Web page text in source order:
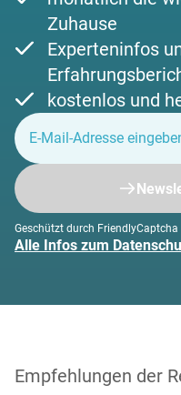
Zuhause
Experteninfos
kostenlos und
Geschützt durch FriendlyCaptcha
Alle Infos zum
Empfehlungen der